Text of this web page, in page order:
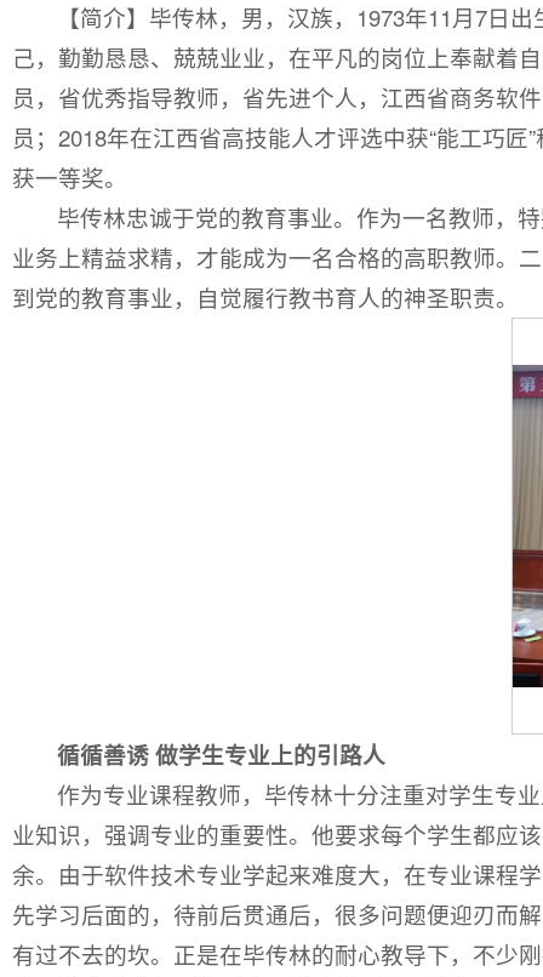
【简介】毕传林，男，汉族，1973年11月7日
己，勤勤恳恳、兢兢业业，在平凡的岗位上奉献着
员，省优秀指导教师，省先进个人，江西省商务软
员；2018年在江西省高技能人才评选中获“能工巧
获一等奖。
毕传林忠诚于党的教育事业。作为一名教师，
业务上精益求精，才能成为一名合格的高职教师。
到党的教育事业，自觉履行教书育人的神圣职责。
循循善诱 做学生专业上的引路人
作为专业课程教师，毕传林十分注重对学生专
业知识，强调专业的重要性。他要求每个学生都应
余。由于软件技术专业学起来难度大，在专业课程
先学习后面的，待前后贯通后，很多问题便迎刃而
有过不去的坎。正是在毕传林的耐心教导下，不少